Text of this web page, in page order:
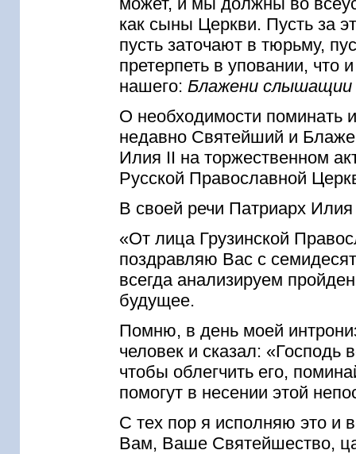
как сыны Церкви. Пусть за
пусть заточают в тюрьму,
претерпеть в уповании, что
нашего: Блажени слышащии
О необходимости поминать
недавно Святейший и
Илия II на торжественном
Русской Православной
В своей речи Патриарх Илия
«От лица Грузинской
поздравляю Вас с
всегда анализируем
будущее.
Помню, в день моей
человек и сказал: «Господь
чтобы облегчить его,
помогут в несении этой
С тех пор я исполняю это и
Вам, Ваше Святейшество,